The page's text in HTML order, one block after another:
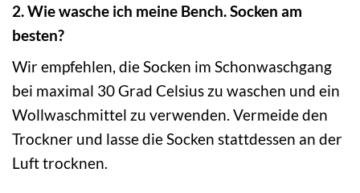
2. Wie wasche ich meine Bench. Socken am
besten?
Wir empfehlen, die Socken im Schonwaschgang
bei maximal 30 Grad Celsius zu waschen und ein
Wollwaschmittel zu verwenden. Vermeide den
Trockner und lasse die Socken stattdessen an der
Luft trocknen.